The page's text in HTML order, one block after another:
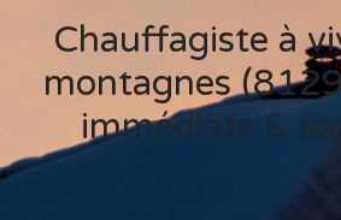
Chauffagiste à viviers-lès-
montagnes
immédiats &